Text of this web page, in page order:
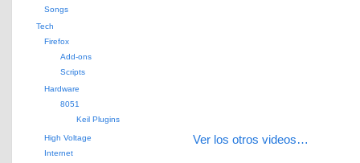
Ver los otros videos…
Songs
Tech
Firefox
Add-ons
Scripts
Hardware
8051
Keil Plugins
High Voltage
Internet